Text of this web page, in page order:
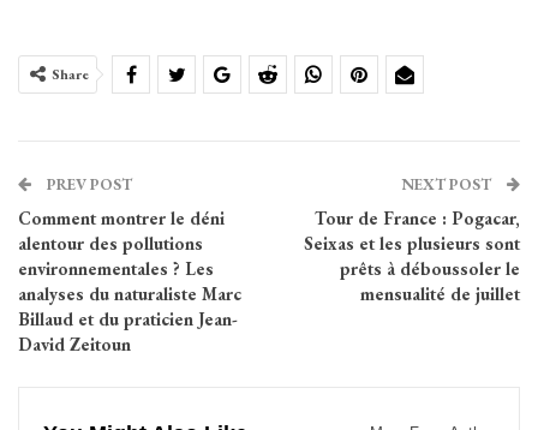
Share
PREV POST
Comment montrer le déni
alentour des pollutions
environnementales ? Les
analyses du naturaliste Marc
Billaud et du praticien Jean-
David Zeitoun
NEXT POST
Tour de France : Pogacar,
Seixas et les plusieurs sont
prêts à déboussoler le
mensualité de juillet